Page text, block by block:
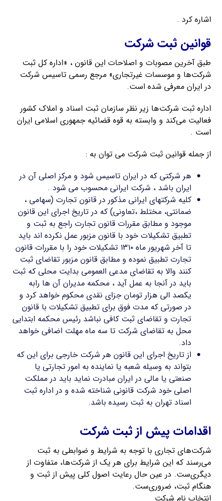
اشاره کرد .
قوانین ثبت شرکت
طبق آخرین مصوبات و اصلاحات این قانون ، «اداره کل ثبت
شرکت‌ها و موسسات غیرتجاری» مرجع رسمی تاسیس شرکت
در ایران معرفی شده است.
اداره ثبت شرکت‌ها زیر نظر سازمان ثبت اسناد و املاک کشور
فعالیت می‌کند و وابسته به قوه قضائیه جمهوری اسلامی ایران
است .
از جمله قوانین ثبت شرکت می توان به :
هر شرکتی که در ایران تاسیس شود و مرکز اصلی آن در
ایران باشد ، شرکت ایرانی محسوب می شود .
کلیه شرکتهای ایرانی مذکور در قانون تجارت (سهامی ،
ضمانتی، مختلط ،تعاونی) که در تاریخ اجرای این قانون
موجود و مطابق مقررات قانون تجارت راجع به ثبت و
تطبیق تشکیلات خود با قانون مزبور عمل نکرده اند باید
تا آخر شهریور ماه ۱۳۱۰ تشکیلات خود را با مقررات قانون
تجارت تطبیق نموده و مطابق قانون مزبور تقاضای ثبت
کنند والا به تقاضای مدعی العمومی بدایت محلی که ثبت
باید در آنجا به عمل آید ، محکمه مدیران آن ها رابه
یکصد الی هزار تومان جزای نقدی محکوم خواهد کرد و
در صورتی که مدت فوق برای تطبیق تشکیلات با قانون
تجارت و تقاضای ثبت کافی نباشد رئیس محکمه ابتدایی
محل به تقاضای شرکت تا سه ماه مهلت اضافی خواهد
داد.
از تاریخ اجرای این قانون هر شرکت خارجی برای این که
بتواند به وسیله شعبه یا نماینده به امور تجارتی یا
صنعتی یا مالی در ایران مبادرت نماید باید در مملکت
اصلی خود شرکت قانونی شناخته شده و در اداره ثبت
اسناد تهران به ثبت رسیده باشد.
اقدامات پیش از ثبت شرکت
شرکت‌های تجاری با توجه به شرایط و ضوابطی به ثبت
می‌رسند که این شرایط برای هر یک از شرکت‌ها، متفاوت از
دیگری‌ست. در عین حال رعایت اصول کلی پیش از ثبت و
هنگام ثبت، ضروری‌ست.
انتخاب نام شرکت